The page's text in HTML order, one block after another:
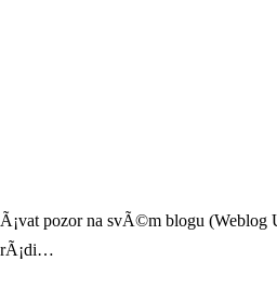
pozor na svÃ©m blogu
rÃ¡di…